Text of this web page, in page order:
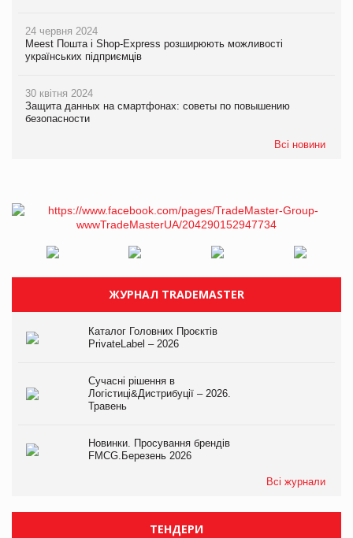
24 червня 2024
Meest Пошта і Shop-Express розширюють можливості
українських підприємців
30 квітня 2024
Защита данных на смартфонах: советы по повышению
безопасности
Всі новини
ЖУРНАЛ TRADEMASTER
Каталог Головних Проєктів
PrivateLabel – 2026
Сучасні рішення в
Логістиці&Дистрибуції – 2026.
Травень
Новинки. Просування брендів
FMCG.Березень 2026
Всі журнали
ТЕНДЕРИ